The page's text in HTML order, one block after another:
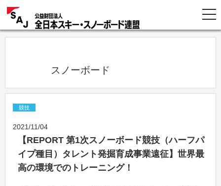
            スノーボード
競技
2021/11/04
【REPORT 第1次スノーボード競技（ハーフパ
イプ種目）タレント発掘育成事業遠征】世界最
高の環境でのトレーニング！